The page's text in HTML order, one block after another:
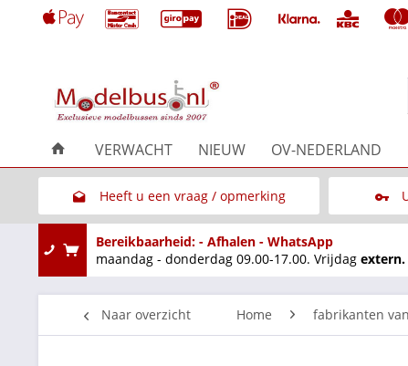
VERWACHT NIEUW OV-NEDERLAND
Heeft u een vraag / opmerking
Link naar het contactformulier
Bereikbaarheid: - Afhalen - WhatsApp
maandag - donderdag 09.00-17.00. Vrijdag extern.
Naar overzicht Home fabrikanten